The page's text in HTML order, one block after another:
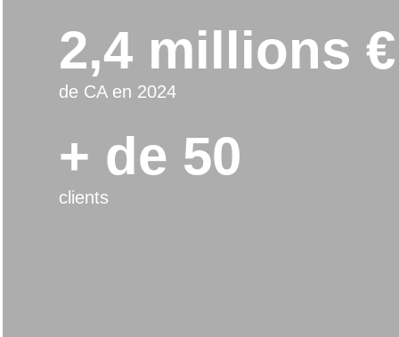
2,4 millions €
de CA en 2024
+ de 50
clients